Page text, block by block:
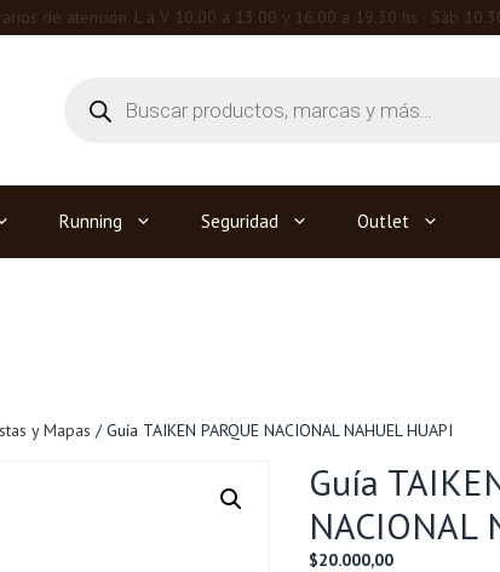
de atención: L a V 10.00 a 13.00 y 16.00 a 19.30 hs · Sáb
productos
Running Seguridad Outlet
y Mapas / Guía TAIKEN PARQUE NACIONAL NAHUEL HUAPI
Guía
NACIONAL
$20.000,00